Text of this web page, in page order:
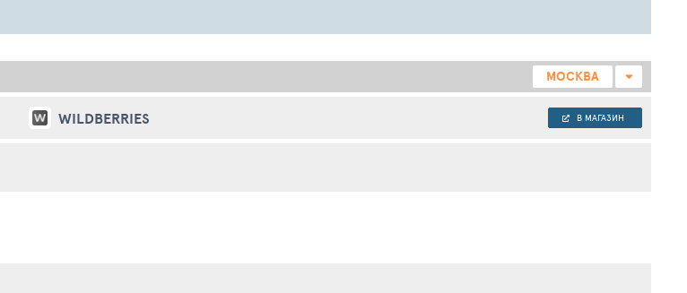
МОСКВА
WILDBERRIES В МАГАЗИН